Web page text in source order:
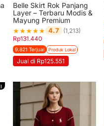
Belle Skirt Rok Panjang
Layer – Terbaru Modis &
Mayung Premium
★★★★★ 4.7
(1,213)
Rp131.440
9.821 Terjual Produk Lokal
Jual di Rp125.551